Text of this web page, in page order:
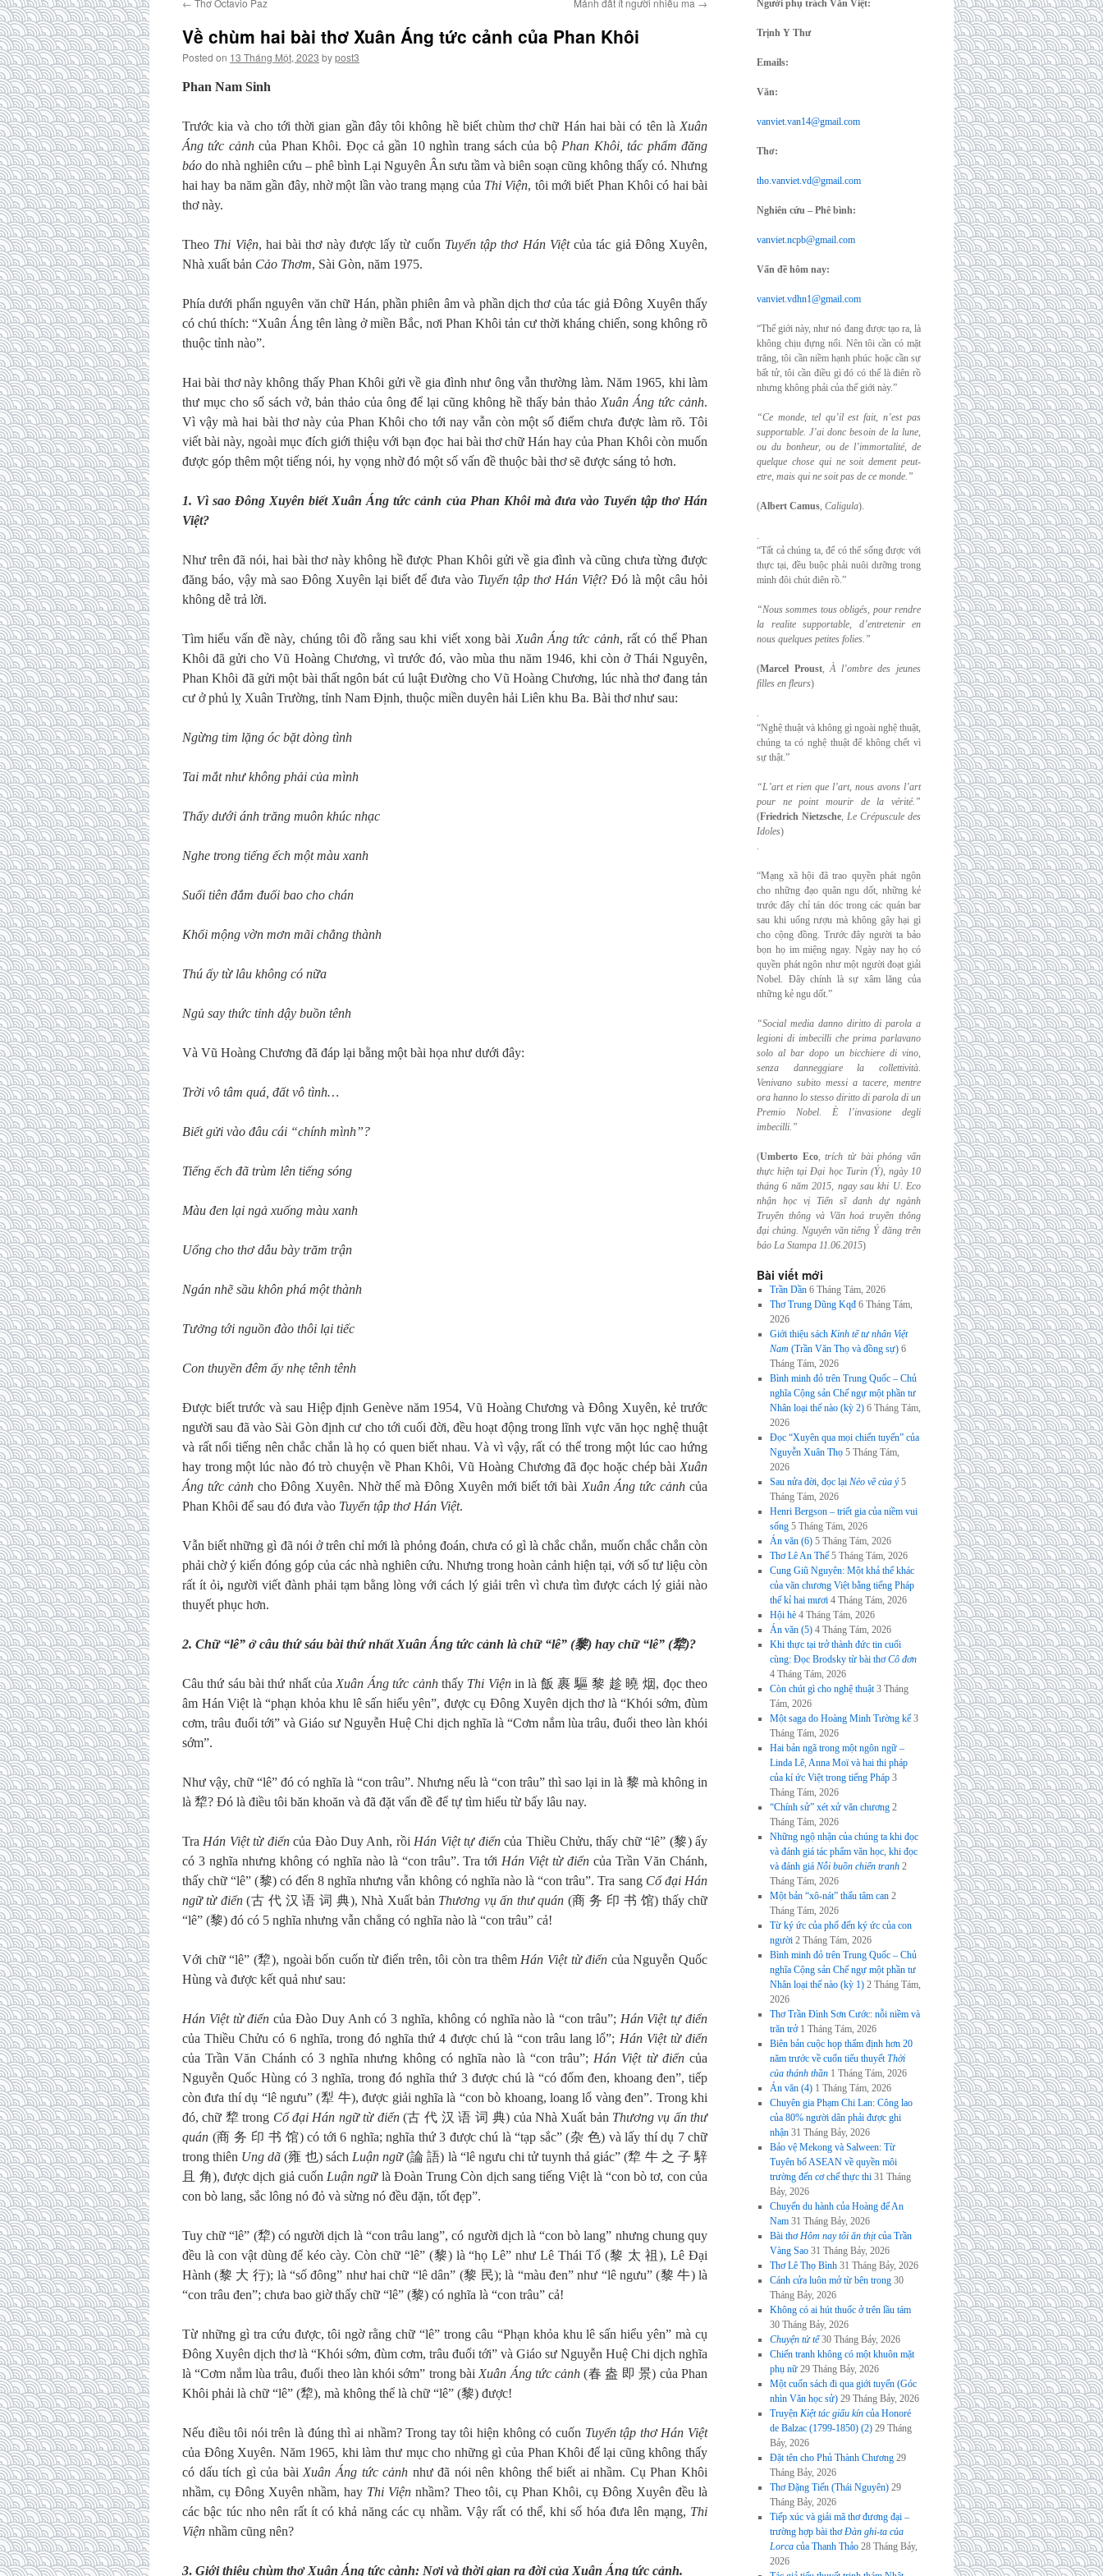
← Thơ Octavio Paz Mảnh đất ít người nhiều ma →
Về chùm hai bài thơ Xuân Áng tức cảnh của Phan Khôi
Posted on 13 Tháng Một, 2023 bypost3
Phan Nam Sinh
Trước kia và cho tới thời gian gần đây tôi không hề biết chùm thơ chữ Hán hai bài có tên là Xuân
Áng tức cảnhcủa Phan Khôi. Đọc cả gần 10 nghìn trang sách của bộ Phan Khôi, tác phẩm đăng
báo do nhà nghiên cứu – phê bình Lại Nguyên Ân sưu tầm và biên soạn cũng không thấy có. Nhưng
hai hay ba năm gần đây, nhờ một lần vào trang mạng của Thi Viện, tôi mới biết Phan Khôi có hai bài
thơ này.
Theo Thi Viện, hai bài thơ này được lấy từ cuốn Tuyển tập thơ Hán Việtcủa tác giả Đông Xuyên,
Nhà xuất bản Cảo Thơm, Sài Gòn, năm 1975.
Phía dưới phẩn nguyên văn chữ Hán, phần phiên âm và phần dịch thơ của tác giả Đông Xuyên thấy
có chú thích: “Xuân Áng tên làng ở miền Bắc, nơi Phan Khôi tản cư thời kháng chiến, song không rõ
thuộc tỉnh nào”.
Hai bài thơ này không thấy Phan Khôi gửi về gia đình như ông vẫn thường làm. Năm 1965, khi làm
thư mục cho số sách vở, bản thảo của ông để lại cũng không hề thấy bản thảo Xuân Áng tức cảnh.
Vì vậy mà hai bài thơ này của Phan Khôi cho tới nay vẫn còn một số điểm chưa được làm rõ. Tôi
viết bài này, ngoài mục đích giới thiệu với bạn đọc hai bài thơ chữ Hán hay của Phan Khôi còn muốn
được góp thêm một tiếng nói, hy vọng nhờ đó một số vấn đề thuộc bài thơ sẽ được sáng tỏ hơn.
1. Vì sao Đông Xuyên biết Xuân Áng tức cảnh của Phan Khôi mà đưa vào Tuyển tập thơ Hán
Việt?
Như trên đã nói, hai bài thơ này không hề được Phan Khôi gửi về gia đình và cũng chưa từng được
đăng báo, vậy mà sao Đông Xuyên lại biết để đưa vào Tuyển tập thơ Hán Việt? Đó là một câu hỏi
không dễ trả lời.
Tìm hiểu vấn đề này, chúng tôi đồ rằng sau khi viết xong bài Xuân Áng tức cảnh, rất có thể Phan
Khôi đã gửi cho Vũ Hoàng Chương, vì trước đó, vào mùa thu năm 1946, khi còn ở Thái Nguyên,
Phan Khôi đã gửi một bài thất ngôn bát cú luật Đường cho Vũ Hoàng Chương, lúc nhà thơ đang tản
cư ở phủ lỵ Xuân Trường, tỉnh Nam Định, thuộc miền duyên hải Liên khu Ba. Bài thơ như sau:
Ngừng tim lặng óc bặt dòng tình
Tai mắt như không phải của mình
Thấy dưới ánh trăng muôn khúc nhạc
Nghe trong tiếng ếch một màu xanh
Suối tiên đắm đuối bao cho chán
Khối mộng vờn mơn mãi chẳng thành
Thú ấy từ lâu không có nữa
Ngủ say thức tỉnh dậy buồn tênh
Và Vũ Hoàng Chương đã đáp lại bằng một bài họa như dưới đây:
Trời vô tâm quá, đất vô tình…
Biết gửi vào đâu cái “chính mình”?
Tiếng ếch đã trùm lên tiếng sóng
Màu đen lại ngả xuống màu xanh
Uổng cho thơ dẫu bày trăm trận
Ngán nhẽ sầu khôn phá một thành
Tưởng tới nguồn đào thôi lại tiếc
Con thuyền đêm ấy nhẹ tênh tênh
Được biết trước và sau Hiệp định Genève năm 1954, Vũ Hoàng Chương và Đông Xuyên, kẻ trước
người sau đã vào Sài Gòn định cư cho tới cuối đời, đều hoạt động trong lĩnh vực văn học nghệ thuật
và rất nổi tiếng nên chắc chắn là họ có quen biết nhau. Và vì vậy, rất có thể trong một lúc cao hứng
hay trong một lúc nào đó trò chuyện về Phan Khôi, Vũ Hoàng Chương đã đọc hoặc chép bài Xuân
Áng tức cảnh cho Đông Xuyên. Nhờ thế mà Đông Xuyên mới biết tới bài Xuân Áng tức cảnhcủa
Phan Khôi để sau đó đưa vào Tuyển tập thơ Hán Việt.
Vẫn biết những gì đã nói ở trên chỉ mới là phỏng đoán, chưa có gì là chắc chắn, muốn chắc chắn còn
phải chờ ý kiến đóng góp của các nhà nghiên cứu. Nhưng trong hoàn cảnh hiện tại, với số tư liệu còn
rất ít ỏi, người viết đành phải tạm bằng lòng với cách lý giải trên vì chưa tìm được cách lý giải nào
thuyết phục hơn.
2. Chữ “lê” ở câu thứ sáu bài thứ nhất Xuân Áng tức cảnh là chữ “lê” (黎) hay chữ “lê” (犂)?
Câu thứ sáu bài thứ nhất của Xuân Áng tức cảnhthấy Thi Việnin là 飯 裹 驅 黎 趁 曉 烟, đọc theo
âm Hán Việt là “phạn khỏa khu lê sấn hiểu yên”, được cụ Đông Xuyên dịch thơ là “Khói sớm, đùm
cơm, trâu đuổi tới” và Giáo sư Nguyễn Huệ Chi dịch nghĩa là “Cơm nắm lùa trâu, đuổi theo làn khói
sớm”.
Như vậy, chữ “lê” đó có nghĩa là “con trâu”. Nhưng nếu là “con trâu” thì sao lại in là 黎 mà không in
là 犂? Đó là điều tôi băn khoăn và đã đặt vấn đề để tự tìm hiểu từ bấy lâu nay.
Tra Hán Việt từ điểncủa Đào Duy Anh, rồi Hán Việt tự điểncủa Thiều Chửu, thấy chữ “lê” (黎) ấy
có 3 nghĩa nhưng không có nghĩa nào là “con trâu”. Tra tới Hán Việt từ điển của Trần Văn Chánh,
thấy chữ “lê” (黎) có đến 8 nghĩa nhưng vẫn không có nghĩa nào là “con trâu”. Tra sang Cổ đại Hán
ngữ từ điển(古 代 汉 语 词 典), Nhà Xuất bản Thương vụ ấn thư quán (商 务 印 书 馆) thấy chữ
“lê” (黎) đó có 5 nghĩa nhưng vẫn chẳng có nghĩa nào là “con trâu” cả!
Với chữ “lê” (犂), ngoài bốn cuốn từ điển trên, tôi còn tra thêm Hán Việt từ điển của Nguyễn Quốc
Hùng và được kết quả như sau:
Hán Việt từ điển của Đào Duy Anh có 3 nghĩa, không có nghĩa nào là “con trâu”; Hán Việt tự điển
của Thiều Chửu có 6 nghĩa, trong đó nghĩa thứ 4 được chú là “con trâu lang lổ”; Hán Việt từ điển
của Trần Văn Chánh có 3 nghĩa nhưng không có nghĩa nào là “con trâu”; Hán Việt từ điểncủa
Nguyễn Quốc Hùng có 3 nghĩa, trong đó nghĩa thứ 3 được chú là “có đốm đen, khoang đen”, tiếp
còn đưa thí dụ “lê ngưu” (犁 牛), được giải nghĩa là “con bò khoang, loang lổ vàng đen”. Trong khi
đó, chữ 犂 trong Cổ đại Hán ngữ từ điển(古 代 汉 语 词 典) của Nhà Xuất bản Thương vụ ấn thư
quán (商 务 印 书 馆) có tới 6 nghĩa; nghĩa thứ 3 được chú là “tạp sắc” (杂 色) và lấy thí dụ 7 chữ
trong thiên Ung dã (雍 也) sách Luận ngữ(論 語) là “lê ngưu chi tử tuynh thả giác” (犂 牛 之 子 騂
且 角), được dịch giả cuốn Luận ngữlà Đoàn Trung Còn dịch sang tiếng Việt là “con bò tơ, con của
con bò lang, sắc lông nó đỏ và sừng nó đều đặn, tốt đẹp”.
Tuy chữ “lê” (犂) có người dịch là “con trâu lang”, có người dịch là “con bò lang” nhưng chung quy
đều là con vật dùng để kéo cày. Còn chữ “lê” (黎) là “họ Lê” như Lê Thái Tổ (黎 太 祖), Lê Đại
Hành (黎 大 行); là “số đông” như hai chữ “lê dân” (黎 民); là “màu đen” như “lê ngưu” (黎 牛) là
“con trâu đen”; chưa bao giờ thấy chữ “lê” (黎) có nghĩa là “con trâu” cả!
Từ những gì tra cứu được, tôi ngờ rằng chữ “lê” trong câu “Phạn khỏa khu lê sấn hiểu yên” mà cụ
Đông Xuyên dịch thơ là “Khói sớm, đùm cơm, trâu đuổi tới” và Giáo sư Nguyễn Huệ Chi dịch nghĩa
là “Cơm nắm lùa trâu, đuổi theo làn khói sớm” trong bài Xuân Áng tức cảnh (春 盎 即 景) của Phan
Khôi phải là chữ “lê” (犂), mà không thể là chữ “lê” (黎) được!
Nếu điều tôi nói trên là đúng thì ai nhầm? Trong tay tôi hiện không có cuốn Tuyển tập thơ Hán Việt
của Đông Xuyên. Năm 1965, khi làm thư mục cho những gì của Phan Khôi để lại cũng không thấy
có dấu tích gì của bài Xuân Áng tức cảnh như đã nói nên không thể biết ai nhầm. Cụ Phan Khôi
nhầm, cụ Đông Xuyên nhầm, hay Thi Viện nhầm? Theo tôi, cụ Phan Khôi, cụ Đông Xuyên đều là
các bậc túc nho nên rất ít có khả năng các cụ nhầm. Vậy rất có thể, khi số hóa đưa lên mạng, Thi
Viện nhầm cũng nên?
3. Giới thiệu chùm thơ Xuân Áng tức cành: Nơi và thời gian ra đời của Xuân Áng tức cảnh.
Người phụ trách Văn Việt:
Trịnh Y Thư
Emails:
Văn:
vanviet.van14@gmail.com
Thơ:
tho.vanviet.vd@gmail.com
Nghiên cứu – Phê bình:
vanviet.ncpb@gmail.com
Vấn đề hôm nay:
vanviet.vdhn1@gmail.com
“Thế giới này, như nó đang được tạo ra, là
không chịu đựng nổi. Nên tôi cần có mặt
trăng, tôi cần niềm hạnh phúc hoặc cần sự
bất tử, tôi cần điều gì đó có thể là điên rồ
nhưng không phải của thế giới này.”
“Ce monde, tel qu’il est fait, n’est pas
supportable. J’ai donc besoin de la lune,
ou du bonheur, ou de l’immortalité, de
quelque chose qui ne soit dement peut-
etre, mais qui ne soit pas de ce monde.”
(Albert Camus, Caligula).
.
“Tất cả chúng ta, để có thể sống được với
thực tại, đều buộc phải nuôi dưỡng trong
mình đôi chút điên rồ.”
“Nous sommes tous obligés, pour rendre
la realite supportable, d’entretenir en
nous quelques petites folies.”
(Marcel Proust,À l’ombre des jeunes
filles en fleurs)
.
“Nghệ thuật và không gì ngoài nghệ thuật,
chúng ta có nghệ thuật để không chết vì
sự thật.”
“L’art et rien que l’art, nous avons l’art
pour ne point mourir de la vérité.”
(Friedrich Nietzsche, Le Crépuscule des
Idoles)
.
“Mạng xã hội đã trao quyền phát ngôn
cho những đạo quân ngu dốt, những kẻ
trước đây chỉ tán dóc trong các quán bar
sau khi uống rượu mà không gây hại gì
cho cộng đồng. Trước đây người ta bảo
bọn họ im miệng ngay. Ngày nay họ có
quyền phát ngôn như một người đoạt giải
Nobel. Đây chính là sự xâm lăng của
những kẻ ngu dốt.”
“Social media danno diritto di parola a
legioni di imbecilli che prima parlavano
solo albar dopo un bicchiere di vino,
senza danneggiare la collettività.
Venivano subito messi a tacere, mentre
ora hanno lo stesso diritto di parola di un
Premio Nobel. È l’invasione degli
imbecilli.”
(Umberto Eco,trích từ bài phỏng vấn
thực hiện tại Đại học Turin (Ý), ngày 10
tháng 6 năm 2015, ngay sau khi U. Eco
nhận học vị Tiến sĩ danh dự ngành
Truyền thông và Văn hoá truyền thông
đại chúng. Nguyên văn tiếng Ý đăng trên
báo La Stampa 11.06.2015)
Bài viết mới
Trần Dần 6 Tháng Tám, 2026
Thơ Trung Dũng Kqđ 6 Tháng Tám,
2026
Giới thiệu sách Kinh tế tư nhân Việt
Nam (Trần Văn Thọ và đồng sự) 6
Tháng Tám, 2026
Bình minh đỏ trên Trung Quốc – Chủ
nghĩa Cộng sản Chế ngự một phần tư
Nhân loại thế nào (kỳ 2) 6 Tháng Tám,
2026
Đọc “Xuyên qua mọi chiến tuyến” của
Nguyễn Xuân Thọ 5 Tháng Tám,
2026
Sau nửa đời, đọc lại Nẻo về của ý 5
Tháng Tám, 2026
Henri Bergson – triết gia của niềm vui
sống 5 Tháng Tám, 2026
Án văn (6) 5 Tháng Tám, 2026
Thơ Lê An Thế 5 Tháng Tám, 2026
Cung Giũ Nguyên: Một khả thể khác
của văn chương Việt bằng tiếng Pháp
thế kỉ hai mươi 4 Tháng Tám, 2026
Hội hè 4 Tháng Tám, 2026
Án văn (5) 4 Tháng Tám, 2026
Khi thực tại trở thành đức tin cuối
cùng: Đọc Brodsky từ bài thơCô đơn
4 Tháng Tám, 2026
Còn chút gì cho nghệ thuật 3 Tháng
Tám, 2026
Một saga do Hoàng Minh Tường kể 3
Tháng Tám, 2026
Hai bản ngã trong một ngôn ngữ –
Linda Lê, Anna Moï và hai thi pháp
của kí ức Việt trong tiếng Pháp 3
Tháng Tám, 2026
“Chính sử” xét xử văn chương 2
Tháng Tám, 2026
Những ngộ nhận của chúng ta khi đọc
và đánh giá tác phẩm văn học, khi đọc
và đánh giá Nỗi buồn chiến tranh 2
Tháng Tám, 2026
Một bản “xô-nát” thấu tâm can 2
Tháng Tám, 2026
Từ ký ức của phố đến ký ức của con
người 2 Tháng Tám, 2026
Bình minh đỏ trên Trung Quốc – Chủ
nghĩa Cộng sản Chế ngự một phần tư
Nhân loại thế nào (kỳ 1) 2 Tháng Tám,
2026
Thơ Trần Đình Sơn Cước: nỗi niềm và
trăn trở 1 Tháng Tám, 2026
Biên bản cuộc họp thẩm định hơn 20
năm trước về cuốn tiểu thuyếtThời
của thánh thần 1 Tháng Tám, 2026
Án văn (4) 1 Tháng Tám, 2026
Chuyên gia Phạm Chi Lan: Công lao
của 80% người dân phải được ghi
nhận 31 Tháng Bảy, 2026
Bảo vệ Mekong và Salween: Từ
Tuyên bố ASEAN về quyền môi
trường đến cơ chế thực thi 31 Tháng
Bảy, 2026
Chuyến du hành của Hoàng đế An
Nam 31 Tháng Bảy, 2026
Bài thơHôm nay tôi ăn thịtcủa Trần
Vàng Sao 31 Tháng Bảy, 2026
Thơ Lê Thọ Bình 31 Tháng Bảy, 2026
Cánh cửa luôn mở từ bên trong 30
Tháng Bảy, 2026
Không có ai hút thuốc ở trên lầu tám
30 Tháng Bảy, 2026
Chuyện tử tế 30 Tháng Bảy, 2026
Chiến tranh không có một khuôn mặt
phụ nữ 29 Tháng Bảy, 2026
Một cuốn sách đi qua giới tuyến (Góc
nhìn Văn học sử) 29 Tháng Bảy, 2026
Truyện Kiệt tác giấu kíncủa Honoré
de Balzac (1799-1850) (2) 29 Tháng
Bảy, 2026
Đặt tên cho Phủ Thành Chương 29
Tháng Bảy, 2026
Thơ Đặng Tiến (Thái Nguyên) 29
Tháng Bảy, 2026
Tiếp xúc và giải mã thơ đương đại –
trường hợp bài thơĐàn ghi-ta của
Lorcacủa Thanh Thảo 28 Tháng Bảy,
2026